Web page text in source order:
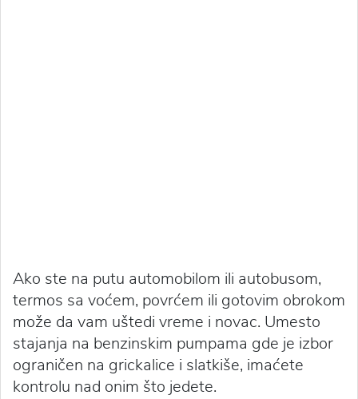
Ako ste na putu automobilom ili autobusom,
termos sa voćem, povrćem ili gotovim obrokom
može da vam uštedi vreme i novac. Umesto
stajanja na benzinskim pumpama gde je izbor
ograničen na grickalice i slatkiše, imaćete
kontrolu nad onim što jedete.